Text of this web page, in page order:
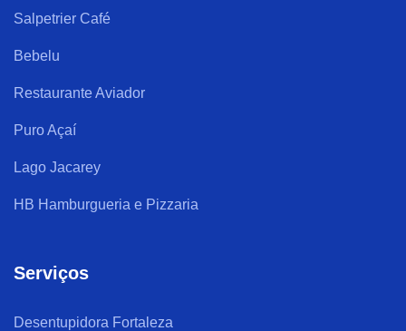
Salpetrier Café
Bebelu
Restaurante Aviador
Puro Açaí
Lago Jacarey
HB Hamburgueria e Pizzaria
Serviços
Desentupidora Fortaleza